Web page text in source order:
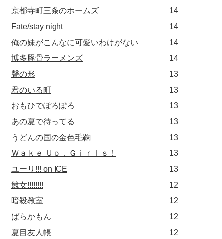
京都寺町三条のホームズ
14
Fate/stay night
14
俺の妹がこんなに可愛いわけがない
14
博多豚骨ラーメンズ
14
聲の形
13
君のいる町
13
おもひでぽろぽろ
13
あの夏で待ってる
13
うどんの国の金色毛鞠
13
Ｗａｋｅ Ｕｐ，Ｇｉｒｌｓ！
13
ユーリ!!! on ICE
13
競女!!!!!!!!
12
暗殺教室
12
ばらかもん
12
夏目友人帳
12